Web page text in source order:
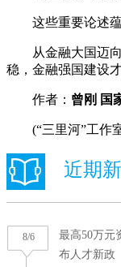
这些重要论述蕴
从金融大国迈向
稳，金融强国建设
作者： 曾刚 国
(“三里河”工作